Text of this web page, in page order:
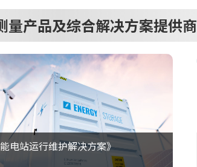
量产品及综合解决方案提供商
电站运行维护解决方案》